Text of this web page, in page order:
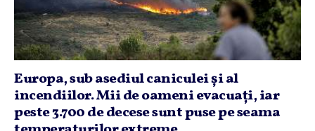
Europa, sub asediul caniculei şi al
incendiilor. Mii de oameni evacuaţi, iar
peste 3.700 de decese sunt puse pe seama